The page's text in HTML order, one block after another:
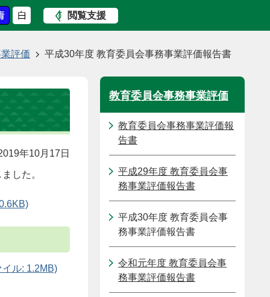
閲覧支援
評価 平成30年度 教育委員会事務事業評価報告書
年10月17日
した。
ル: 1.2MB)
教育委員会事務事業評価
教育委員会事務事業評価報
告書
平成29年度 教育委員会事
務事業評価報告書
平成30年度 教育委員会事
務事業評価報告書
令和元年度 教育委員会事
務事業評価報告書